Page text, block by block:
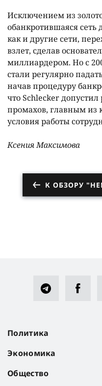
Исключением из
обанкротившаяся сеть
как и другие сети,
взлет, сделав
миллиардером. Но с
стали регулярно
начав процедуру
что Schlecker допустил
промахов, главным из
условия работы
Ксения Максимова
К ОБЗОРУ
Политика
Экономика
Общество